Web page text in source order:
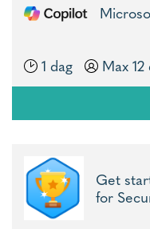
1 dag
Max
Get
for